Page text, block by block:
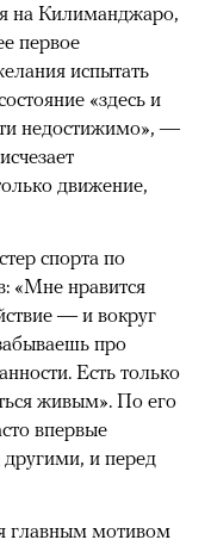
на Килиманджаро,
первое
испытать
«здесь и
недостижимо», —
движение,
спорта по
«Мне нравится
— и вокруг
про
Есть только
живым». По его
впервые
другими, и перед
главным мотивом